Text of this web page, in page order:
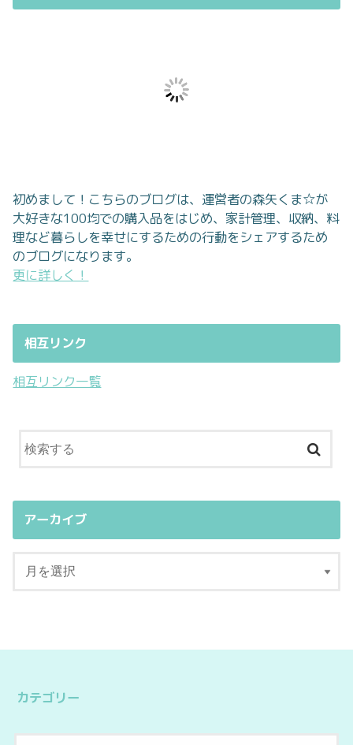
初めまして！こちらのブログは、運営者の森矢くま☆が
大好きな100均での購入品をはじめ、家計管理、収納、料
理など暮らしを幸せにするための行動をシェアするため
のブログになります。
更に詳しく！
相互リンク
相互リンク一覧
アーカイブ
カテゴリー